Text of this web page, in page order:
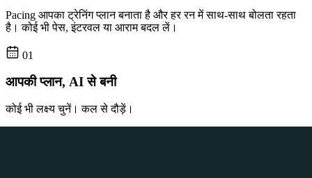
Pacing आपका ट्रेनिंग प्लान बनाता है और हर रन में साथ-साथ बोलता रहता
है। कोई भी पेस, इंटरवल या आराम बदल लें।
01
आपकी प्लान, AI से बनी
कोई भी लक्ष्य चुनें। कल से दौड़ें।